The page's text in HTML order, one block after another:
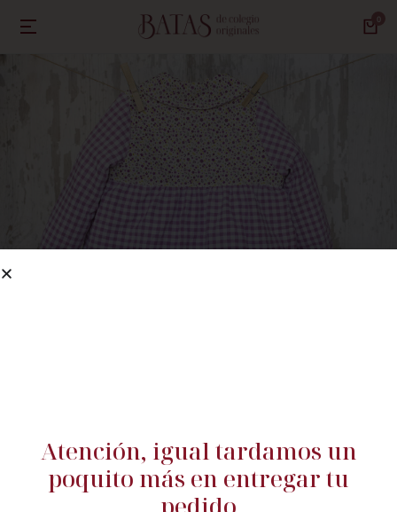
NOSOTRAS
Rebeca García
Atención, igual tardamos un
poquito más en entregar tu